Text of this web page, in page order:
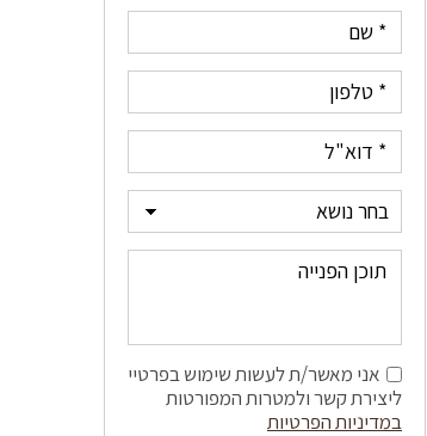
אני מאשר/ת לעשות שימוש בפרטיי
ליצירת קשר ולמטרות המפורטות
במדיניות הפרטיות